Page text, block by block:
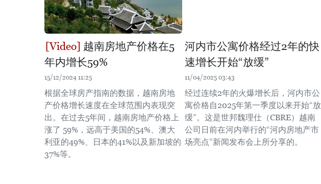
越南房地产价格在5
年内增长59%
15/12/2024 11:25
根据全球房产指南的数据，越南房地
产价格增长速度在全球范围内表现突
出。在过去5年间，越南房地产价格上
涨了 59%，远高于美国的54%、澳大
利亚的49%、日本的41%以及新加坡的
37%等。
河内市公寓价格经过2年的快
速增长开始“放缓”
11/04/2025 03:43
经过连续2年的火爆增长后，河内市公
寓价格自2025年第一季度以来开始“放
缓”。这是世邦魏理仕（CBRE）越南
公司日前在河内举行的“河内房地产市
场亮点”新闻发布会上所分享的。